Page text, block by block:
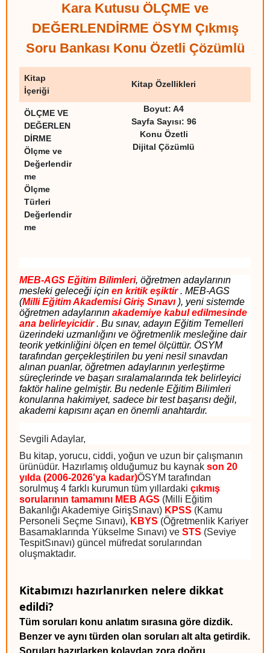
Kara Kutusu ÖLÇME ve
DEĞERLENDİRME ÖSYM Çıkmış
Soru Bankası Konu Özetli Çözümlü
Kitap
İçeriği
Kitap Özellikleri
ÖLÇME VE
DEĞERLEN
DİRME
Ölçme ve
Değerlendir
me
Ölçme
Türleri
Değerlendir
me
Boyut: A4
Sayfa Sayısı: 96
Konu Özetli
Dijital Çözümlü
MEB-AGS Eğitim Bilimleri, öğretmen adaylarının
mesleki geleceği için en kritik eşiktir . MEB-AGS
(Milli Eğitim Akademisi Giriş Sınavı ), yeni sistemde
öğretmen adaylarının akademiye kabul edilmesinde
ana belirleyicidir . Bu sınav, adayın Eğitim Temelleri
üzerindeki uzmanlığını ve öğretmenlik mesleğine dair
teorik yetkinliğini ölçen en temel ölçüttür. ÖSYM
tarafından gerçekleştirilen bu yeni nesil sınavdan
alınan puanlar, öğretmen adaylarının yerleştirme
süreçlerinde ve başarı sıralamalarında tek belirleyici
faktör haline gelmiştir. Bu nedenle Eğitim Bilimleri
konularına hakimiyet, sadece bir test başarısı değil,
akademi kapısını açan en önemli anahtardır.
Sevgili Adaylar,
Bu kitap, yorucu, ciddi, yoğun ve uzun bir çalışmanın
ürünüdür. Hazırlamış olduğumuz bu kaynak son 20
yılda (2006-2026'ya kadar)ÖSYM tarafından
sorulmuş 4 farklı kurumun tüm yıllardaki çıkmış
sorularının tamamını MEB AGS (Milli Eğitim
Bakanlığı Akademiye GirişSınavı) KPSS (Kamu
Personeli Seçme Sınavı), KBYS (Öğretmenlik Kariyer
Basamaklarında Yükselme Sınavı) ve STS (Seviye
TespitSınavı) güncel müfredat sorularından
oluşmaktadır.
Kitabımızı hazırlanırken nelere dikkat
edildi?
Tüm soruları konu anlatım sırasına göre dizdik.
Benzer ve aynı türden olan soruları alt alta getirdik.
Soruları hazırlarken kolaydan zora doğru